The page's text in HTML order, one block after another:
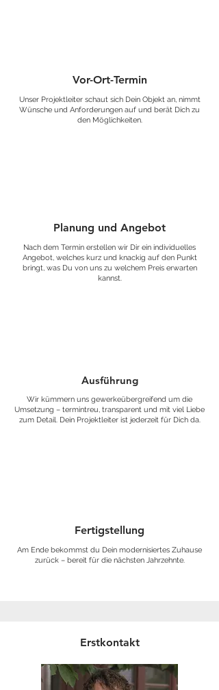
Vor-Ort-Termin
Unser Projektleiter schaut sich Dein Objekt an, nimmt
Wünsche und Anforderungen auf und berät Dich zu
den Möglichkeiten.
Planung und Angebot
Nach dem Termin erstellen wir Dir ein individuelles
Angebot, welches kurz und knackig auf den Punkt
bringt, was Du von uns zu welchem Preis erwarten
kannst.
Ausführung
Wir kümmern uns gewerkeübergreifend um die
Umsetzung – termintreu, transparent und mit viel Liebe
zum Detail. Dein Projektleiter ist jederzeit für Dich da.
Fertigstellung
Am Ende bekommst du Dein modernisiertes Zuhause
zurück – bereit für die nächsten Jahrzehnte.
Erstkontakt